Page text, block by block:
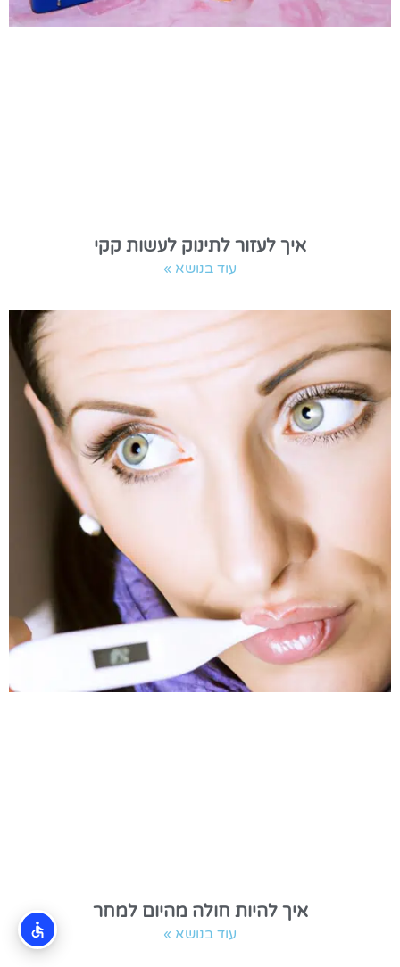
איך לעזור לתינוק לעשות קקי
עוד בנושא »
איך להיות חולה מהיום למחר
עוד בנושא »